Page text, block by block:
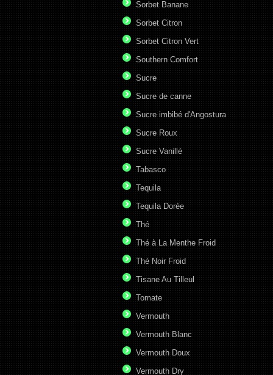
Sorbet Banane
Sorbet Citron
Sorbet Citron Vert
Southern Comfort
Sucre
Sucre de canne
Sucre imbibé d'Angostura
Sucre Roux
Sucre Vanillé
Tabasco
Tequila
Tequila Dorée
Thé
Thé à La Menthe Froid
Thé Noir Froid
Tisane Au Tilleul
Tomate
Vermouth
Vermouth Blanc
Vermouth Doux
Vermouth Dry